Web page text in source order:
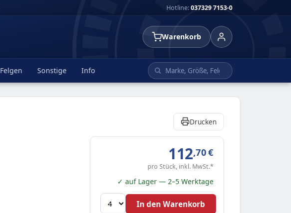
Hotline:037329 7153-0
Warenkorb
Felgen Sonstige Info
Drucken
112,70€
pro Stück, inkl. MwSt.*
✓ auf Lager — 2–5 Werktage
In den Warenkorb